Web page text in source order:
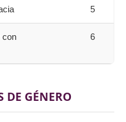
5
con
6
DE GÉNERO